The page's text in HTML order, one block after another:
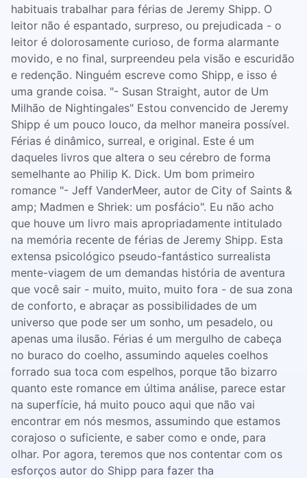
habituais trabalhar para férias de Jeremy Shipp. O
leitor não é espantado, surpreso, ou prejudicada - o
leitor é dolorosamente curioso, de forma alarmante
movido, e no final, surpreendeu pela visão e escuridão
e redenção. Ninguém escreve como Shipp, e isso é
uma grande coisa. "- Susan Straight, autor de Um
Milhão de Nightingales" Estou convencido de Jeremy
Shipp é um pouco louco, da melhor maneira possível.
Férias é dinâmico, surreal, e original. Este é um
daqueles livros que altera o seu cérebro de forma
semelhante ao Philip K. Dick. Um bom primeiro
romance "- Jeff VanderMeer, autor de City of Saints &
amp; Madmen e Shriek: um posfácio". Eu não acho
que houve um livro mais apropriadamente intitulado
na memória recente de férias de Jeremy Shipp. Esta
extensa psicológico pseudo-fantástico surrealista
mente-viagem de um demandas história de aventura
que você sair - muito, muito, muito fora - de sua zona
de conforto, e abraçar as possibilidades de um
universo que pode ser um sonho, um pesadelo, ou
apenas uma ilusão. Férias é um mergulho de cabeça
no buraco do coelho, assumindo aqueles coelhos
forrado sua toca com espelhos, porque tão bizarro
quanto este romance em última análise, parece estar
na superfície, há muito pouco aqui que não vai
encontrar em nós mesmos, assumindo que estamos
corajoso o suficiente, e saber como e onde, para
olhar. Por agora, teremos que nos contentar com os
esforços autor do Shipp para fazer tha